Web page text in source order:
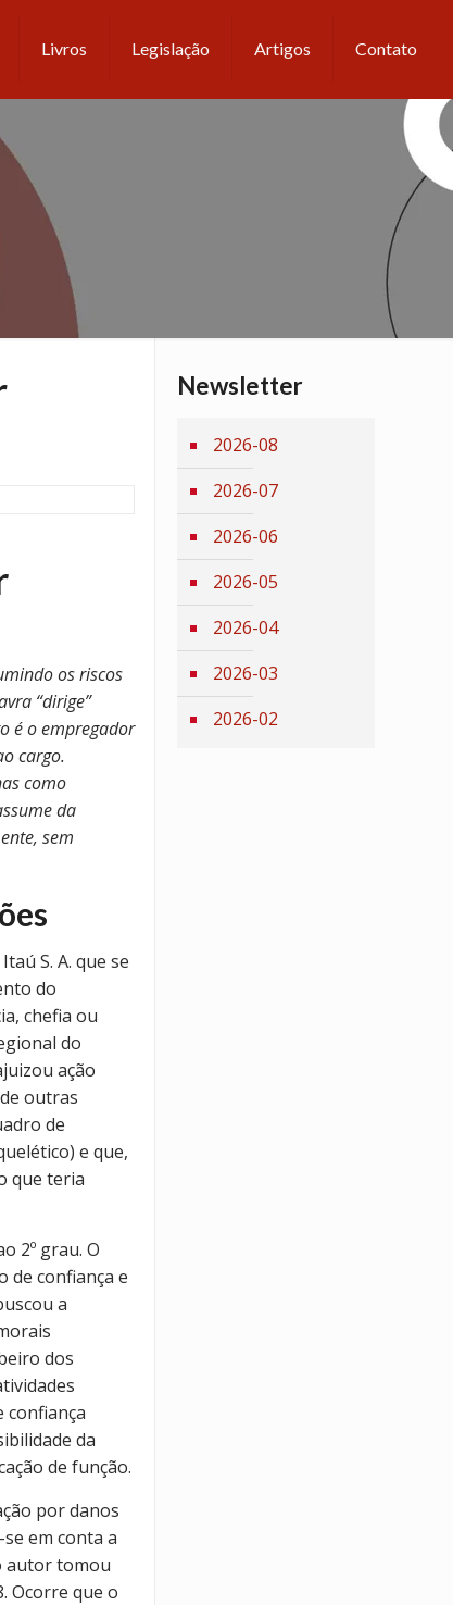
Livros Legislação Artigos Contato
os riscos
“dirige”
é o empregador
cargo.
como
da
sem
S. A. que se
do
chefia ou
do
ação
outras
de
e que,
que teria
2º grau. O
de confiança e
a
dos
confiança
da
de função.
por danos
em conta a
autor tomou
Ocorre que o
Newsletter
2026-08
2026-07
2026-06
2026-05
2026-04
2026-03
2026-02